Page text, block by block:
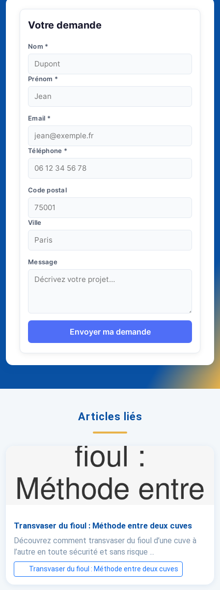
Votre demande
Nom *
Prénom *
Email *
Téléphone *
Code postal
Ville
Message
Envoyer ma demande
Articles liés
Transvaser du fioul : Méthode entre deux cuves
Découvrez comment transvaser du fioul d’une cuve à
l’autre en toute sécurité et sans risque ...
Transvaser du fioul : Méthode entre deux cuves